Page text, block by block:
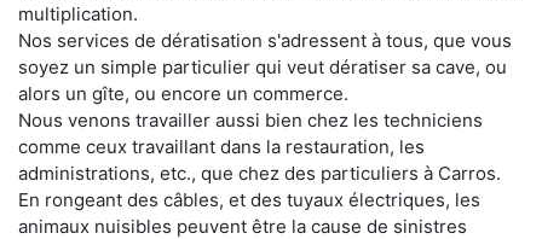
multiplication.
Nos services de dératisation s'adressent à tous, que vous
soyez un simple particulier qui veut dératiser sa cave, ou
alors un gîte, ou encore un commerce.
Nous venons travailler aussi bien chez les techniciens
comme ceux travaillant dans la restauration, les
administrations, etc., que chez des particuliers à Carros.
En rongeant des câbles, et des tuyaux électriques, les
animaux nuisibles peuvent être la cause de sinistres